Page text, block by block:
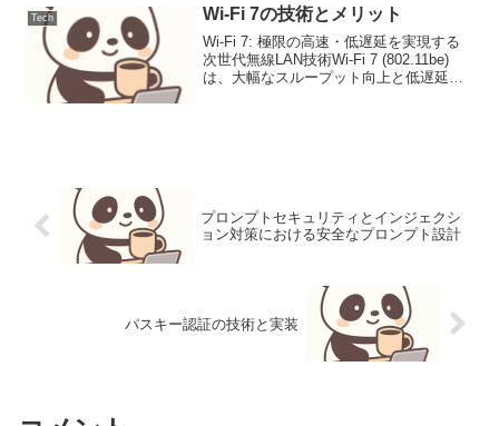
Tech Wi-Fi 7の技術とメリット
Wi-Fi 7: 極限の高速・低遅延を実現する
次世代無線LAN技術Wi-Fi 7 (802.11be)
は、大幅なスループット向上と低遅延を
プロンプトセキュリティとインジェクシ
ョン対策における安全なプロンプト設計
パスキー認証の技術と実装